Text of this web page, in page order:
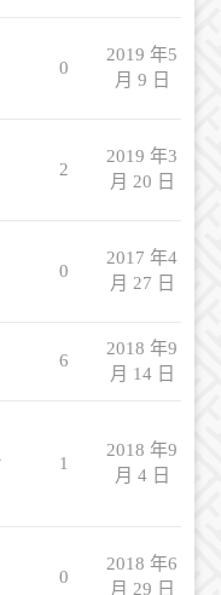
0
2019 年5
月 9 日
2
2019 年3
月 20 日
0
2017 年4
月 27 日
6
2018 年9
月 14 日
1
2018 年9
月 4 日
0
2018 年6
月 29 日